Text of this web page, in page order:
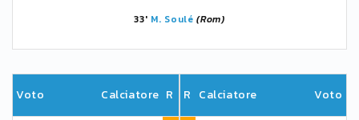
33' M. Soulé (Rom)
Voto Calciatore R R Calciatore Voto